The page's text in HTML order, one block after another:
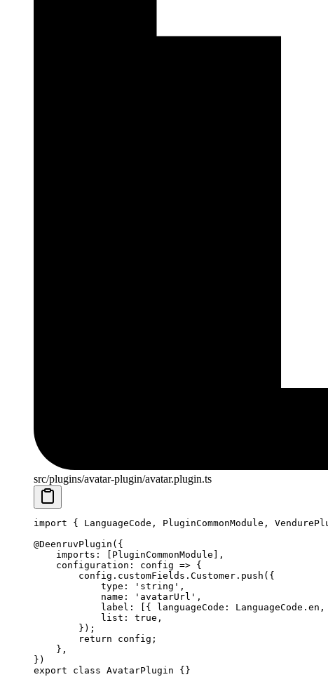
src/plugins/avatar-plugin/avatar.plugin.ts
import { LanguageCode, PluginCommonModule,
@DeenruvPlugin ({
    imports: [PluginCommonModule],
    configuration
: config => {
        config.customFields.Customer.
push ({
            type:
'string' ,
            name:
'avatarUrl' ,
label: [{ languageCode: LanguageCode.en,
            list:
true ,
        });
        return
config;
    },
})
export class AvatarPlugin {}